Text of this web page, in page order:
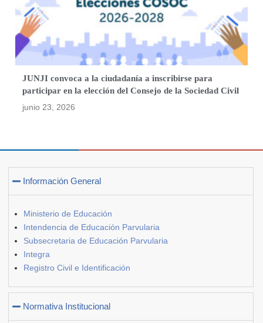
JUNJI convoca a la ciudadanía a inscribirse para
participar en la elección del Consejo de la Sociedad Civil
junio 23, 2026
Información General
Ministerio de Educación
Intendencia de Educación Parvularia
Subsecretaria de Educación Parvularia
Integra
Registro Civil e Identificación
Normativa Institucional